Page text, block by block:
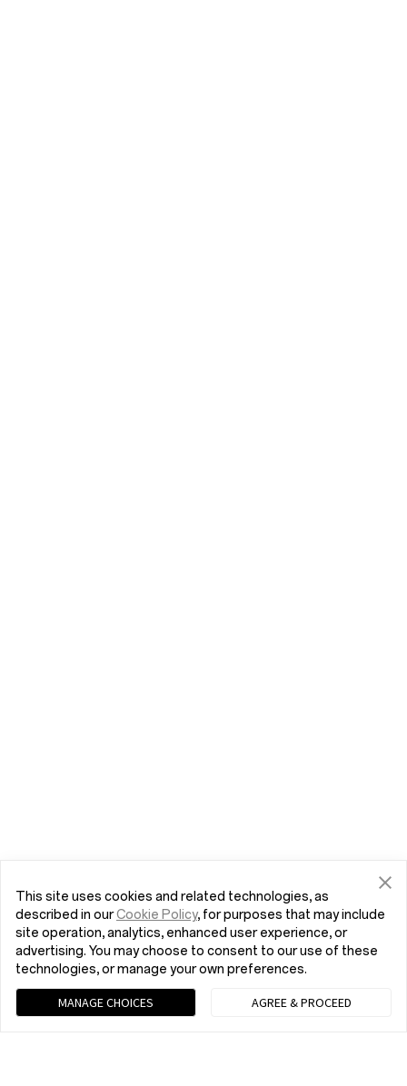
This site uses cookies and related technologies, as
described in ourCookie Policy, for purposes that may include
site operation, analytics, enhanced user experience, or
advertising. You may choose to consent to our use of these
technologies, or manage your own preferences.
MANAGE CHOICES AGREE & PROCEED